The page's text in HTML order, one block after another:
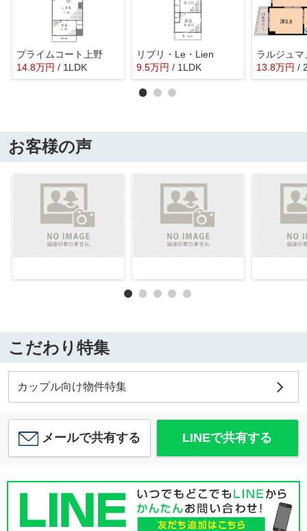
プライムコート上野
14.8万円 / 1LDK
リブリ・Le・Lien
9.5万円 / 1LDK
ラルジュマ
13.8万円 /
お客様の声
こだわり特集
カップル向け物件特集
メールで共有する LINEで共有する